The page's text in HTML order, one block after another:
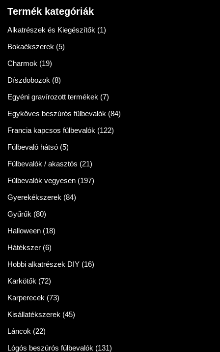
Termék kategóriák
Alkatrészek és Kiegészítők (1)
Bokaékszerek (5)
Charmok (19)
Díszdobozok (8)
Egyéni gravírozott termékek (7)
Egyköves beszúrós fülbevalók (84)
Francia kapcsos fülbevalók (122)
Fülbevaló hátsó (5)
Fülbevalók / akasztós (21)
Fülbevalók vegyesen (197)
Gyerekékszerek (84)
Gyűrűk (80)
Halloween (18)
Hátékszer (6)
Hobbi alkatrészek DIY (16)
Karkötők (72)
Karperecek (73)
Kisállatékszerek (45)
Láncok (22)
Lógós beszúrós fülbevalók (131)